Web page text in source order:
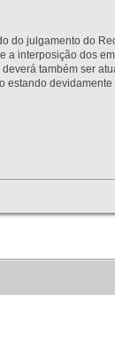
do julgamento do
interposição dos
também ser
estando